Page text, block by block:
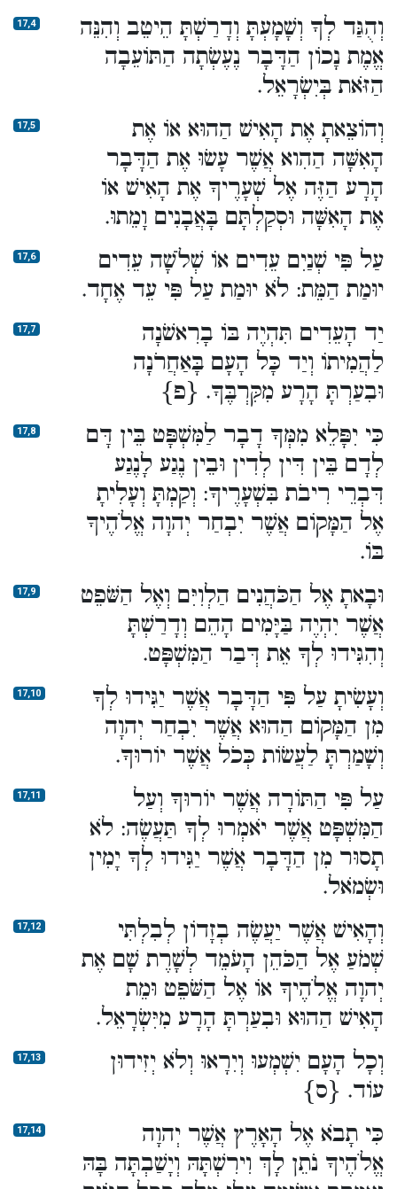
17,4
וְהֻגַּד לְךָ וְשָׁמָעְתָּ וְדָרַשְׁתָּ הֵיטֵב וְהִנֵּה
אֱמֶת נָכוֹן הַדָּבָר נֶעֶשְׂתָה הַתּוֹעֵבָה
הַזֹּאת בְּיִשְׂרָאֵל.
17,5
וְהוֹצֵאתָ אֶת הָאִישׁ הַהוּא אוֹ אֶת
הָאִשָּׁה הַהִוא אֲשֶׁר עָשׂוּ אֶת הַדָּבָר
הָרָע הַזֶּה אֶל שְׁעָרֶיךָ אֶת הָאִישׁ אוֹ
אֶת הָאִשָּׁה וּסְקַלְתָּם בָּאֲבָנִים וָמֵתוּ.
17,6
עַל פִּי שְׁנַיִם עֵדִים אוֹ שְׁלֹשָׁה עֵדִים
יוּמַת הַמֵּת: לֹא יוּמַת עַל פִּי עֵד אֶחָד.
17,7
יַד הָעֵדִים תִּהְיֶה בּוֹ בָרִאשֹׁנָה
לַהֲמִיתוֹ וְיַד כָּל הָעָם בָּאַחֲרֹנָה
וּבִעַרְתָּ הָרָע מִקִּרְבֶּךָ. {פ}
17,8
כִּי יִפָּלֵא מִמְּךָ דָבָר לַמִּשְׁפָּט בֵּין דָּם
לְדָם בֵּין דִּין לְדִין וּבֵין נֶגַע לָנֶגַע
דִּבְרֵי רִיבֹת בִּשְׁעָרֶיךָ: וְקַמְתָּ וְעָלִיתָ
אֶל הַמָּקוֹם אֲשֶׁר יִבְחַר יְהוָה אֱלֹהֶיךָ
בּוֹ.
17,9
וּבָאתָ אֶל הַכֹּהֲנִים הַלְוִיִּם וְאֶל הַשֹּׁפֵט
אֲשֶׁר יִהְיֶה בַּיָּמִים הָהֵם וְדָרַשְׁתָּ
וְהִגִּידוּ לְךָ אֵת דְּבַר הַמִּשְׁפָּט.
17,10
וְעָשִׂיתָ עַל פִּי הַדָּבָר אֲשֶׁר יַגִּידוּ לְךָ
מִן הַמָּקוֹם הַהוּא אֲשֶׁר יִבְחַר יְהוָה
וְשָׁמַרְתָּ לַעֲשׂוֹת כְּכֹל אֲשֶׁר יוֹרוּךָ.
17,11
עַל פִּי הַתּוֹרָה אֲשֶׁר יוֹרוּךָ וְעַל
הַמִּשְׁפָּט אֲשֶׁר יֹאמְרוּ לְךָ תַּעֲשֶׂה: לֹא
תָסוּר מִן הַדָּבָר אֲשֶׁר יַגִּידוּ לְךָ יָמִין
וּשְׂמֹאל.
17,12
וְהָאִישׁ אֲשֶׁר יַעֲשֶׂה בְזָדוֹן לְבִלְתִּי
שְׁמֹעַ אֶל הַכֹּהֵן הָעֹמֵד לְשָׁרֶת שָׁם אֶת
יְהוָה אֱלֹהֶיךָ אוֹ אֶל הַשֹּׁפֵט וּמֵת
הָאִישׁ הַהוּא וּבִעַרְתָּ הָרָע מִיִּשְׂרָאֵל.
17,13
וְכָל הָעָם יִשְׁמְעוּ וְיִרָאוּ וְלֹא יְזִידוּן
עוֹד. {ס}
17,14
כִּי תָבֹא אֶל הָאָרֶץ אֲשֶׁר יְהוָה
אֱלֹהֶיךָ נֹתֵן לָךְ וִירִשְׁתָּהּ וְיָשַׁבְתָּה בָּהּ